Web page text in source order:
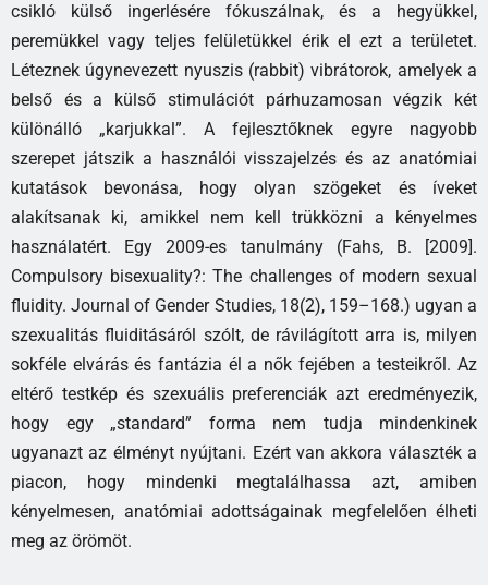
csikló külső ingerlésére fókuszálnak, és a hegyükkel,
peremükkel vagy teljes felületükkel érik el ezt a területet.
Léteznek úgynevezett nyuszis (rabbit) vibrátorok, amelyek a
belső és a külső stimulációt párhuzamosan végzik két
különálló „karjukkal”. A fejlesztőknek egyre nagyobb
szerepet játszik a használói visszajelzés és az anatómiai
kutatások bevonása, hogy olyan szögeket és íveket
alakítsanak ki, amikkel nem kell trükközni a kényelmes
használatért. Egy 2009-es tanulmány (Fahs, B. [2009].
Compulsory bisexuality?: The challenges of modern sexual
fluidity. Journal of Gender Studies, 18(2), 159–168.) ugyan a
szexualitás fluiditásáról szólt, de rávilágított arra is, milyen
sokféle elvárás és fantázia él a nők fejében a testeikről. Az
eltérő testkép és szexuális preferenciák azt eredményezik,
hogy egy „standard” forma nem tudja mindenkinek
ugyanazt az élményt nyújtani. Ezért van akkora választék a
piacon, hogy mindenki megtalálhassa azt, amiben
kényelmesen, anatómiai adottságainak megfelelően élheti
meg az örömöt.